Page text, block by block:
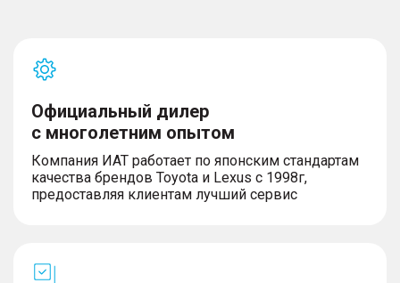
Официальный дилер
с многолетним опытом
Компания ИАТ работает по японским стандартам
качества брендов Toyota и Lexus с 1998г,
предоставляя клиентам лучший сервис